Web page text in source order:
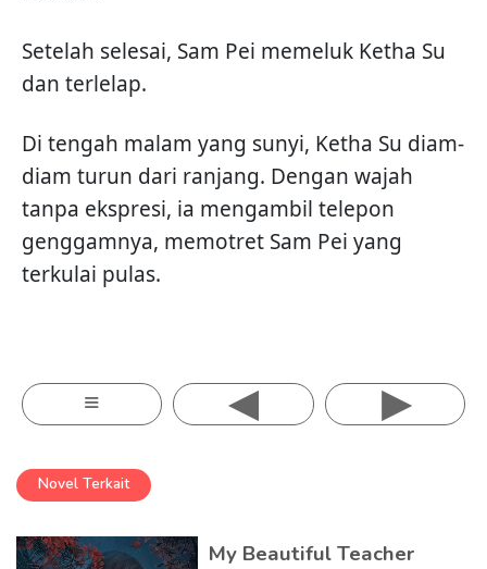
Setelah selesai, Sam Pei memeluk Ketha Su
dan terlelap.
Di tengah malam yang sunyi, Ketha Su diam-
diam turun dari ranjang. Dengan wajah
tanpa ekspresi, ia mengambil telepon
genggamnya, memotret Sam Pei yang
terkulai pulas.
≡ ◂ ▸
Novel Terkait
My Beautiful Teacher